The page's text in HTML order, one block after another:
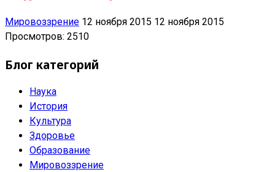
Мировоззрение 12 ноября 2015 12 ноября 2015
Просмотров: 2510
Блог категорий
Наука
История
Культура
Здоровье
Образование
Мировоззрение